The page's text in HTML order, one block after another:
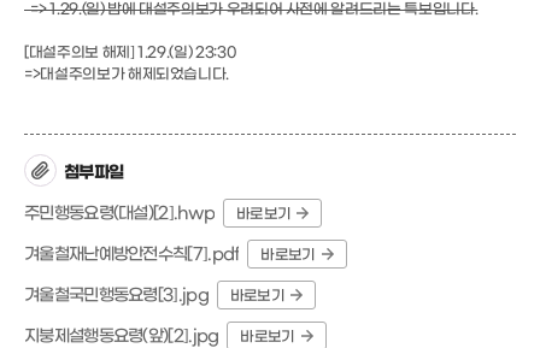
=> 1.29.(일) 밤에 대설주의보가 우려되어 사전에 알려드리는 특보입니다.
[대설주의보 해제] 1.29.(일) 23:30
=>대설주의보가 해제되었습니다.
첨부파일
주민행동요령(대설)[2].hwp
바로보기
겨울철재난예방안전수칙[7].pdf 바로보기
겨울철국민행동요령[3].jpg 바로보기
지붕제설행동요령(앞)[2].jpg 바로보기